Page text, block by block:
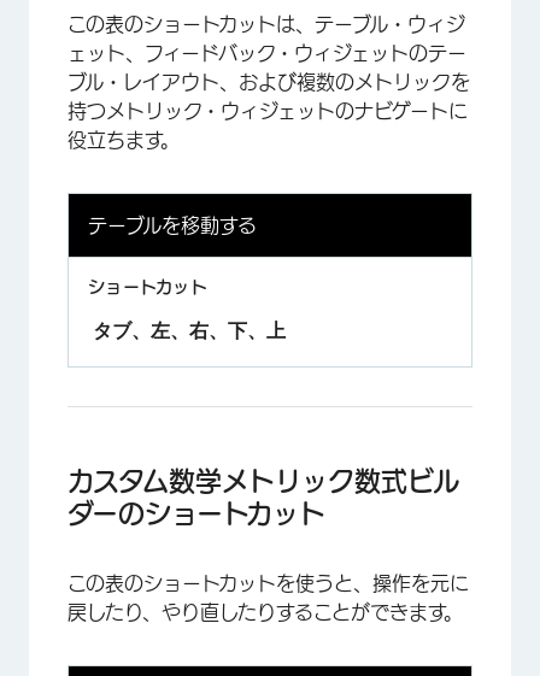
この表のショートカットは、テーブル・ウィジ
ェット、フィードバック・ウィジェットのテー
ブル・レイアウト、および複数のメトリックを
持つメトリック・ウィジェットのナビゲートに
役立ちます。
テーブルを移動する
タブ、左、右、下、上
カスタム数学メトリック数式ビル
ダーのショートカット
この表のショートカットを使うと、操作を元に
戻したり、やり直したりすることができます。